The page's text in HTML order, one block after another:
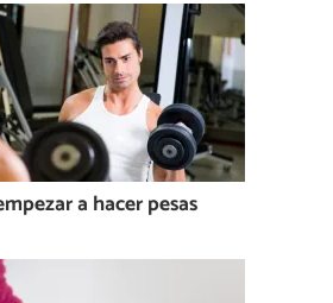
a hacer pesas